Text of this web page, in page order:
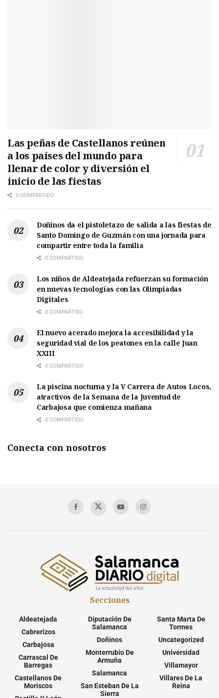
Las peñas de Castellanos reúnen
a los países del mundo para
llenar de color y diversión el
inicio de las fiestas
0 COMPARTIDO
Doñinos da el pistoletazo de salida a las fiestas de
Santo Domingo de Guzmán con una jornada para
compartir entre toda la familia
0 COMPARTIDO
Los niños de Aldeatejada refuerzan su formación
en nuevas tecnologías con las Olimpiadas
Digitales
0 COMPARTIDO
El nuevo acerado mejora la accesibilidad y la
seguridad vial de los peatones en la calle Juan
XXIII
0 COMPARTIDO
La piscina nocturna y la V Carrera de Autos Locos,
atractivos de la Semana de la Juventud de
Carbajosa que comienza mañana
0 COMPARTIDO
Conecta con nosotros
Secciones
Aldeatejada
Cabrerizos
Carbajosa
Carrascal De
Barregas
Castellanos De
Moriscos
Diputación De
Salamanca
Doñinos
Monterrubio De
Armuña
Salamanca
San Esteban De La
Sierra
Santa Marta De
Tormes
Uncategorized
Universidad
Villamayor
Villares De La
Reina